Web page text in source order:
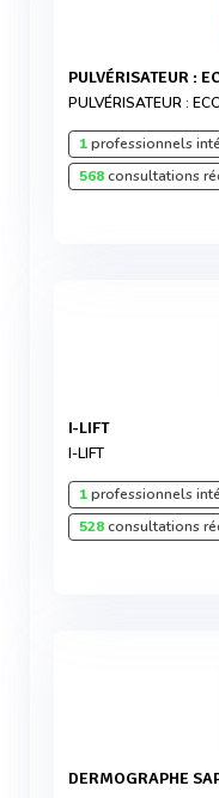
PULVÉRISATEUR :
PULVÉRISATEUR :
1professionnels
568consultations
I-LIFT
I-LIFT
1professionnels
528consultations
DERMOGRAPHE